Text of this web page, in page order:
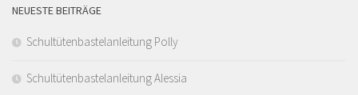
NEUESTE BEITRÄGE
Schultütenbastelanleitung Polly
Schultütenbastelanleitung Alessia